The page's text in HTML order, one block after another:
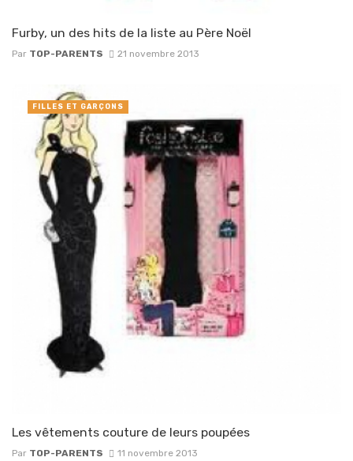
Furby, un des hits de la liste au Père Noël
Par TOP-PARENTS 21 novembre 2013
Les vêtements couture de leurs poupées
Par TOP-PARENTS 11 novembre 2013
FILLES ET GARÇONS